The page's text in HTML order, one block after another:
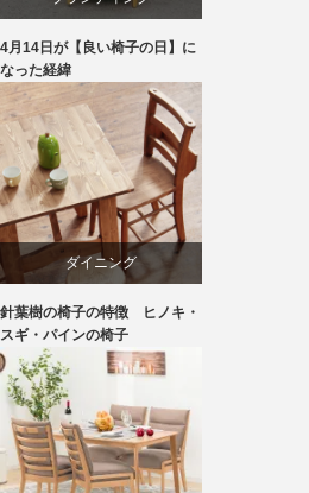
マーケティング
家具
旭川
椅子
4月14日が【良い椅子の日】に
なった経緯
ダイニング
パイン
天童木工
針葉樹の椅子の特徴 ヒノキ・
スギ・パインの椅子